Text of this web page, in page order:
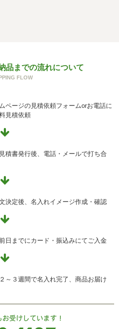
当社が保有する保有個人データ
通知、内容の訂正・追加または
という)に応じます。
記「当社の個人情報の取扱いに
先」を参照してください。
等を用いるなどして、本人が容
個人情報の取得を行っており
報保護方針をご覧下さい
：大阪市中央区瓦屋町2-13-5
TEL ： 06-6763-5415
FAX ： 06-6763-0829
品までの流れについて
FLOW
ページの見積依頼フォームorお電話に
見積依頼
積書発行後、電話・メールで打ち合
決定後、名入れイメージ作成・確認
日までにカード・振込みにてご入金
～３週間で名入れ完了、商品お届け